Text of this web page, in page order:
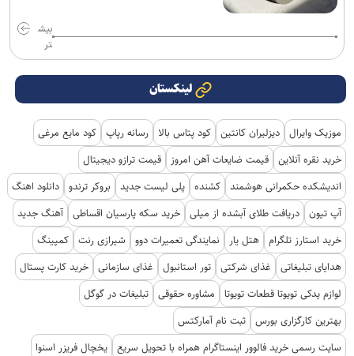
بیش
تر
لینکستان
موزیک وایرال دیزلیران کانتین کود پتاس بالا رسانه رپاپ کود مایع مرغی
خرید نقره آنلاین قیمت ضایعات آهن امروز
قیمت ترازو دیجیتال
اندیشکده حکمرانی هوشمند کشنده پلی لیست جدید بروکر ترندو دانلود اهنگ
آپ تیون دریافت طلای آبشده از میلی خرید سکه پارسیان اقساطی آهنگ جدید
خرید استارز تلگرام هتل یار نمایندگی تعمیرات دوو شیرازی رنت کمپینگ
هدایای تبلیغاتی
غذای شرکتی تور استانبول غذای سازمانی خرید کارت پستال
لوازم یدکی تویوتا قطعات تویوتا
مشاوره حقوقی تبلیغات در گوگل
بهترین کارگزاری بورس ثبت نام آمارکتس
سایت رسمی خرید فالوور اینستاگرام همراه با تحویل سریع یخچال فریزر اسنوا